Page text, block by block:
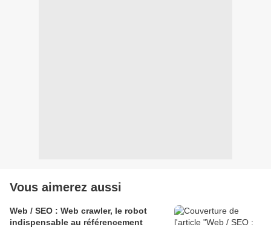
Vous aimerez aussi
Web / SEO : Web crawler, le robot
indispensable au référencement